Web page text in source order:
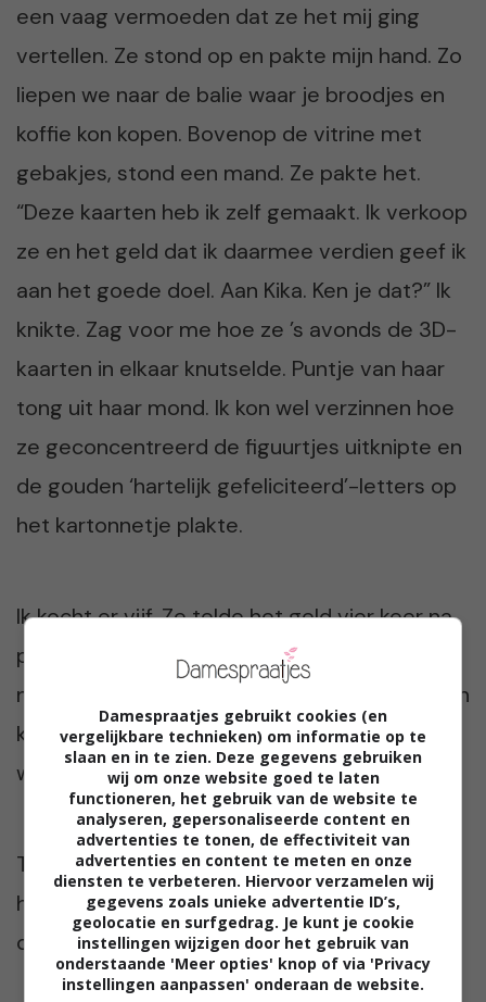
een vaag vermoeden dat ze het mij ging
vertellen. Ze stond op en pakte mijn hand. Zo
liepen we naar de balie waar je broodjes en
koffie kon kopen. Bovenop de vitrine met
gebakjes, stond een mand. Ze pakte het.
“Deze kaarten heb ik zelf gemaakt. Ik verkoop
ze en het geld dat ik daarmee verdien geef ik
aan het goede doel. Aan Kika. Ken je dat?” Ik
knikte. Zag voor me hoe ze ’s avonds de 3D-
kaarten in elkaar knutselde. Puntje van haar
tong uit haar mond. Ik kon wel verzinnen hoe
ze geconcentreerd de figuurtjes uitknipte en
de gouden ‘hartelijk gefeliciteerd’-letters op
het kartonnetje plakte.
Ik kocht er vijf. Ze telde het geld vier keer na,
pakte mijn schouders vast en gaf me drie
natte zoenen. “Ik vind jou leuk. Jij helpt me. En
kinderen met kanker.” Ze zette het mandje
weer bovenop de vitrine.
Toen ik mijn interview had gedaan, nogmaals
had gezwaaid naar mijn kaarten-vriendin en
opstapte, regende het nog steeds. Of weer.
Damespraatjes gebruikt cookies (en
vergelijkbare technieken) om informatie op te
slaan en in te zien. Deze gegevens gebruiken
wij om onze website goed te laten
functioneren, het gebruik van de website te
analyseren, gepersonaliseerde content en
advertenties te tonen, de effectiviteit van
advertenties en content te meten en onze
diensten te verbeteren. Hiervoor verzamelen wij
gegevens zoals unieke advertentie ID’s,
geolocatie en surfgedrag. Je kunt je cookie
instellingen wijzigen door het gebruik van
onderstaande 'Meer opties' knop of via 'Privacy
instellingen aanpassen' onderaan de website.